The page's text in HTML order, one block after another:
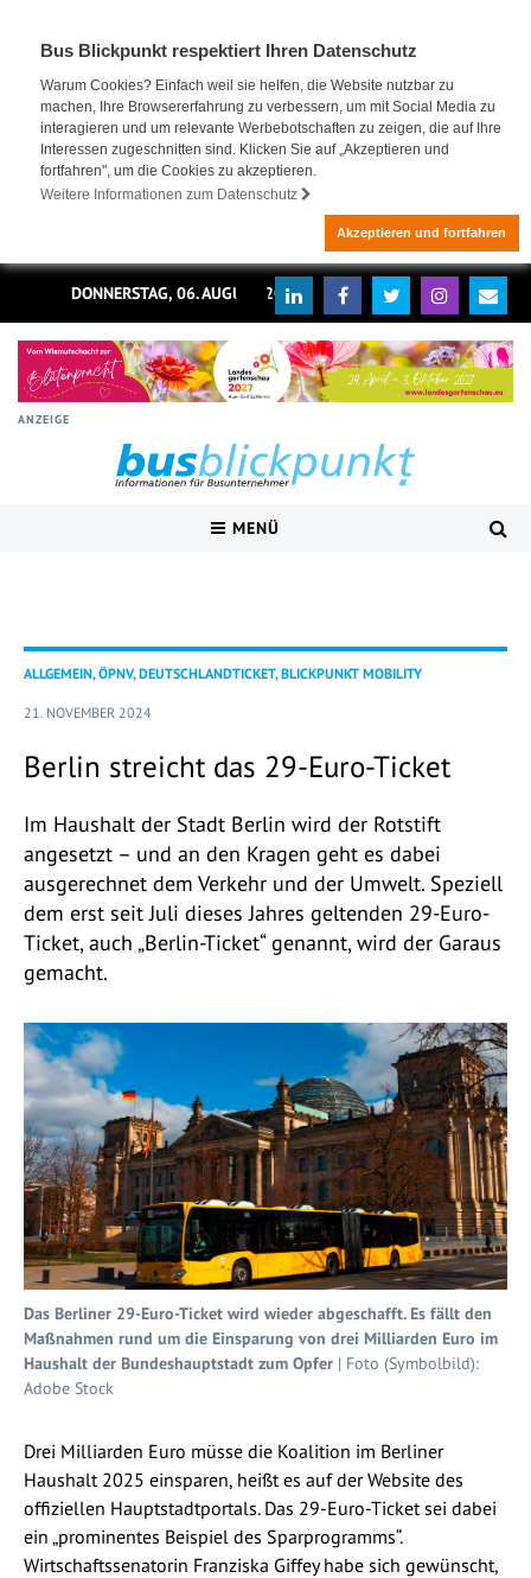
Bus Blickpunkt respektiert Ihren Datenschutz
Warum Cookies? Einfach weil sie helfen, die Website nutzbar zu
machen, Ihre Browsererfahrung zu verbessern, um mit Social Media zu
interagieren und um relevante Werbebotschaften zu zeigen, die auf Ihre
Interessen zugeschnitten sind. Klicken Sie auf „Akzeptieren und
fortfahren", um die Cookies zu akzeptieren.
Weitere Informationen zum Datenschutz
Akzeptieren und fortfahren
DONNERSTAG, 06. AUGUST 2026
ANZEIGE
MENÜ
ALLGEMEIN, ÖPNV, DEUTSCHLANDTICKET, BLICKPUNKT MOBILITY
21. NOVEMBER 2024
Berlin streicht das 29-Euro-Ticket
Im Haushalt der Stadt Berlin wird der Rotstift
angesetzt – und an den Kragen geht es dabei
ausgerechnet dem Verkehr und der Umwelt. Speziell
dem erst seit Juli dieses Jahres geltenden 29-Euro-
Ticket, auch „Berlin-Ticket“ genannt, wird der Garaus
gemacht.
Das Berliner 29-Euro-Ticket wird wieder abgeschafft. Es fällt den
Maßnahmen rund um die Einsparung von drei Milliarden Euro im
Haushalt der Bundeshauptstadt zum Opfer | Foto (Symbolbild):
Adobe Stock
Drei Milliarden Euro müsse die Koalition im Berliner
Haushalt 2025 einsparen, heißt es auf der Website des
offiziellen Hauptstadtportals. Das 29-Euro-Ticket sei dabei
ein „prominentes Beispiel des Sparprogramms“.
Wirtschaftssenatorin Franziska Giffey habe sich gewünscht,